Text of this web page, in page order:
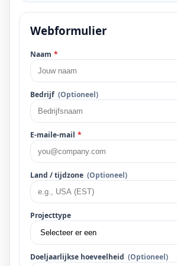
Webformulier
Naam *
Bedrijf (Optioneel)
E-maile-mail *
Land / tijdzone (Optioneel)
Projecttype
Doeljaarlijkse hoeveelheid (Optioneel)